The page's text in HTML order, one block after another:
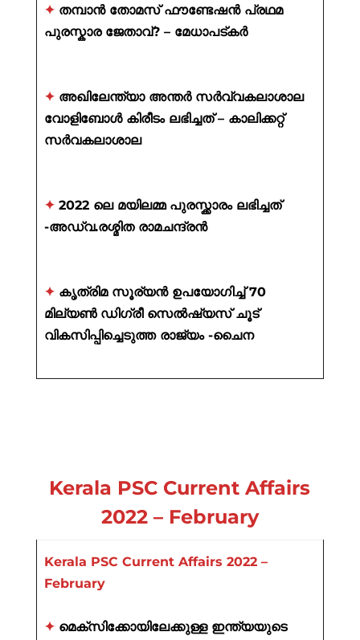
✦ തമ്പാൻ തോമസ് ഫൗണ്ടേഷൻ പ്രഥമ
പുരസ്കാര ജേതാവ്? – മേധാപട്കർ
✦ അഖിലേന്ത്യാ അന്തർ സർവ്വകലാശാല
വോളിബോൾ കിരീടം ലഭിച്ചത് – കാലിക്കറ്റ്
സർവകലാശാല
✦ 2022 ലെ മയിലമ്മ പുരസ്ക്കാരം ലഭിച്ചത്
-അഡ്വ.രശ്മിത രാമചന്ദ്രൻ
✦ കൃത്രിമ സൂര്യൻ ഉപയോഗിച്ച് 70
മില്യൺ ഡിഗ്രീ സെൽഷ്യസ് ചൂട്
വികസിപ്പിച്ചെടുത്ത രാജ്യം -ചൈന
Kerala PSC Current Affairs
2022 – February
Kerala PSC Current Affairs 2022 –
February
✦ മെക്സിക്കോയിലേക്കുള്ള ഇന്ത്യയുടെ